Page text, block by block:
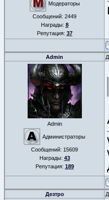
Модераторы
Сообщений: 2449
Награды: 8
Репутация: 37
Admin
Admin
Администраторы
Сообщений: 15609
Награды: 43
Репутация: 189
Дезтро